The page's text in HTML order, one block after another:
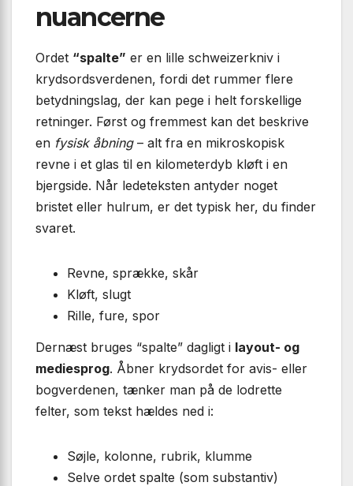
nuancerne
Ordet “spalte” er en lille schweizerkniv i
krydsordsverdenen, fordi det rummer flere
betydningslag, der kan pege i helt forskellige
retninger. Først og fremmest kan det beskrive
en fysisk åbning– alt fra en mikroskopisk
revne i et glas til en kilometerdyb kløft i en
bjergside. Når ledeteksten antyder noget
bristet eller hulrum, er det typisk her, du finder
svaret.
Revne, sprække, skår
Kløft, slugt
Rille, fure, spor
Dernæst bruges “spalte” dagligt i layout- og
mediesprog. Åbner krydsordet for avis- eller
bogverdenen, tænker man på de lodrette
felter, som tekst hældes ned i:
Søjle, kolonne, rubrik, klumme
Selve ordet spalte (som substantiv)